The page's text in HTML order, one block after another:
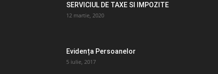
SERVICIUL DE TAXE SI IMPOZITE
12 martie, 2020
Evidența Persoanelor
5 iulie, 2017